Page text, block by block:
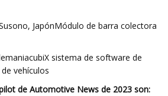
JapónMódulo de barra colectora
sistema de software de
vehículos
de Automotive News de 2023 son: